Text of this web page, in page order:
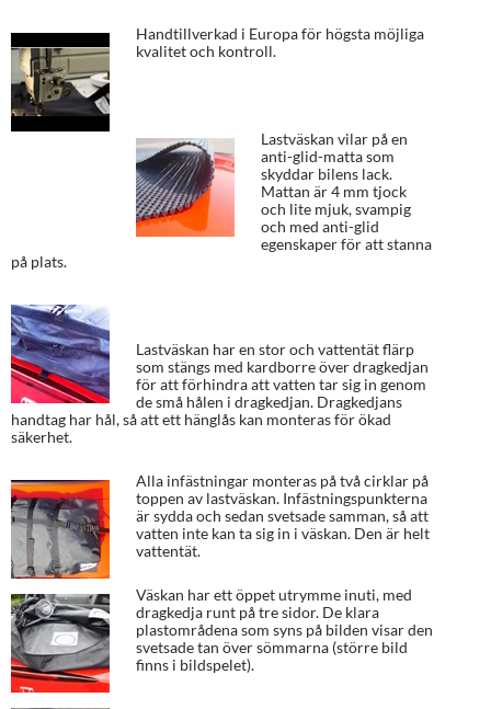
Handtillverkad i Europa för högsta möjliga
kvalitet och kontroll.
Lastväskan vilar på en
anti-glid-matta som
skyddar bilens lack.
Mattan är 4 mm tjock
och lite mjuk, svampig
och med anti-glid
egenskaper för att stanna
på plats.
Lastväskan har en stor och vattentät flärp
som stängs med kardborre över dragkedjan
för att förhindra att vatten tar sig in genom
de små hålen i dragkedjan. Dragkedjans
handtag har hål, så att ett hänglås kan monteras för ökad
säkerhet.
Alla infästningar monteras på två cirklar på
toppen av lastväskan. Infästningspunkterna
är sydda och sedan svetsade samman, så att
vatten inte kan ta sig in i väskan. Den är helt
vattentät.
Väskan har ett öppet utrymme inuti, med
dragkedja runt på tre sidor. De klara
plastområdena som syns på bilden visar den
svetsade tan över sömmarna (större bild
finns i bildspelet).